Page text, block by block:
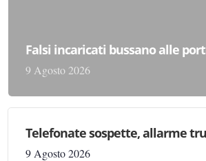
Falsi incaricati bussano alle
9 Agosto 2026
Telefonate sospette, allarme
9 Agosto 2026